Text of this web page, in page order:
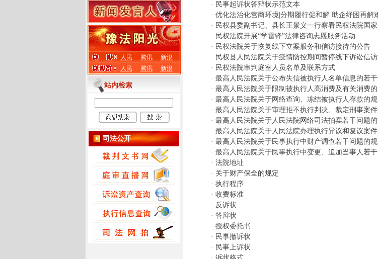
人民 腾讯
新浪
人民
腾讯 新浪
站内检索
司法公开
· 民事起诉状答辩状示范文本
· 优化法治化营商环境|分期履行促和解 助企纾困再解
· 民权县委副书记、县长王景义一行察看民权法院国
· 民权法院开展“学雷锋”法律咨询志愿服务活动
· 民权法院关于恢复线下立案服务和信访接待的公告
· 民权县人民法院关于疫情防控期间暂停线下诉讼信
· 民权法院审判庭室人员名单及联系方式
· 最高人民法院关于公布失信被执行人名单信息的若
· 最高人民法院关于限制被执行人高消费及有关消费
· 最高人民法院关于网络查询、冻结被执行人存款的
· 最高人民法院关于审理拒不执行判决、裁定刑事案
· 最高人民法院关于人民法院网络司法拍卖若干问题
· 最高人民法院关于人民法院办理执行异议和复议案件
· 最高人民法院关于民事执行中财产调查若干问题的
· 最高人民法院关于民事执行中变更、追加当事人若
· 法院地址
· 关于财产保全的规定
· 执行程序
· 收费标准
· 反诉状
· 答辩状
· 授权委托书
· 民事撤诉状
· 民事上诉状